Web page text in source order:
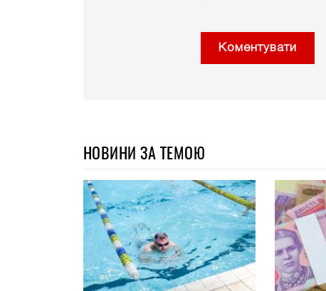
Коментувати
НОВИНИ ЗА ТЕМОЮ